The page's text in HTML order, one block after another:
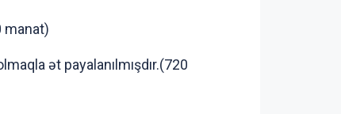
manat)
ət payalanılmışdır.(720